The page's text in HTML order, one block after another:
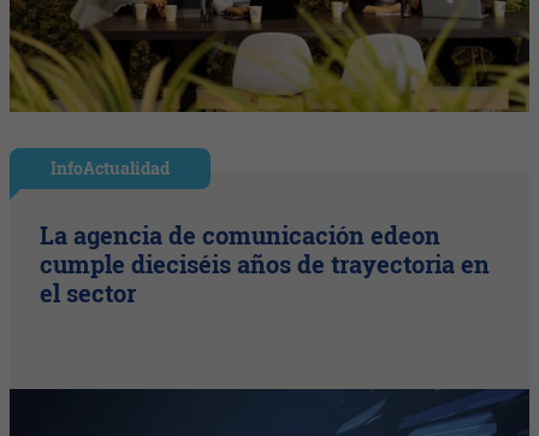
InfoActualidad
La agencia de comunicación edeon
cumple dieciséis años de trayectoria en
el sector